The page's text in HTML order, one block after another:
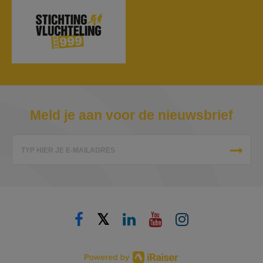
Meld je aan voor de nieuwsbrief
TYP HIER JE E-MAILADRES
𝕏